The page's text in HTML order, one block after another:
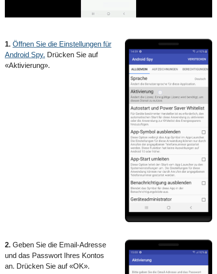
1. Öffnen Sie die Einstellungen für
Android Spy. Drücken Sie auf
«Aktivierung».
2. Geben Sie die Email-Adresse
und das Passwort Ihres Kontos
an. Drücken Sie auf «OK».